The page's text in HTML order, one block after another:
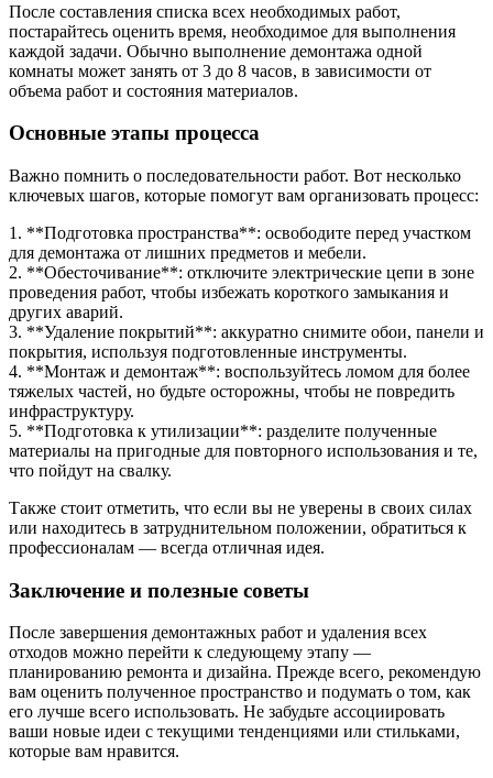
После составления списка всех необходимых работ,
постарайтесь оценить время, необходимое для выполнения
каждой задачи. Обычно выполнение демонтажа одной
комнаты может занять от 3 до 8 часов, в зависимости от
объема работ и состояния материалов.
Основные этапы процесса
Важно помнить о последовательности работ. Вот несколько
ключевых шагов, которые помогут вам организовать процесс:
1. **Подготовка пространства**: освободите перед участком
для демонтажа от лишних предметов и мебели.
2. **Обесточивание**: отключите электрические цепи в зоне
проведения работ, чтобы избежать короткого замыкания и
других аварий.
3. **Удаление покрытий**: аккуратно снимите обои, панели и
покрытия, используя подготовленные инструменты.
4. **Монтаж и демонтаж**: воспользуйтесь ломом для более
тяжелых частей, но будьте осторожны, чтобы не повредить
инфраструктуру.
5. **Подготовка к утилизации**: разделите полученные
материалы на пригодные для повторного использования и те,
что пойдут на свалку.
Также стоит отметить, что если вы не уверены в своих силах
или находитесь в затруднительном положении, обратиться к
профессионалам — всегда отличная идея.
Заключение и полезные советы
После завершения демонтажных работ и удаления всех
отходов можно перейти к следующему этапу —
планированию ремонта и дизайна. Прежде всего, рекомендую
вам оценить полученное пространство и подумать о том, как
его лучше всего использовать. Не забудьте ассоциировать
ваши новые идеи с текущими тенденциями или стильками,
которые вам нравится.